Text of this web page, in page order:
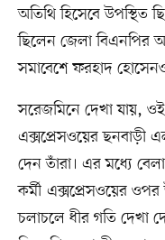
অতিথি হিসেবে উপস্থিত
ছিলেন জেলা বিএনপির
সমাবেশে ফরহাদ
সরেজমিনে দেখা যায়,
এক্সপ্রেসওয়ের ছনবাড়ী
দেন তাঁরা। এর মধ্যে
কর্মী এক্সপ্রেসওয়ের
চলাচলে ধীর গতি দেখা